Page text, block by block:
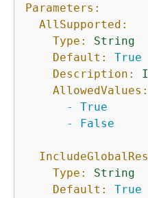
Parameters:
AllSupported:
Type:
String
Default:
True
Description:
AllowedValues:
-
True
-
False
Type:
String
Default:
True